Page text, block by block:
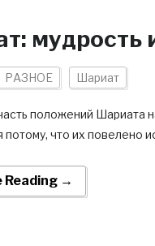
мудрость
РАЗНОЕ Шариат
положений Шариата
потому, что их повелено
Reading →